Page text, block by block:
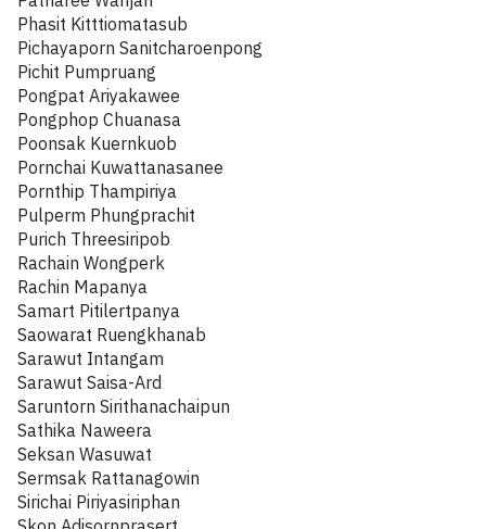
Phasit Kitttiomatasub
Pichayaporn Sanitcharoenpong
Pichit Pumpruang
Pongpat Ariyakawee
Pongphop Chuanasa
Poonsak Kuernkuob
Pornchai Kuwattanasanee
Pornthip Thampiriya
Pulperm Phungprachit
Purich Threesiripob
Rachain Wongperk
Rachin Mapanya
Samart Pitilertpanya
Saowarat Ruengkhanab
Sarawut Intangam
Sarawut Saisa-Ard
Saruntorn Sirithanachaipun
Sathika Naweera
Seksan Wasuwat
Sermsak Rattanagowin
Sirichai Piriyasiriphan